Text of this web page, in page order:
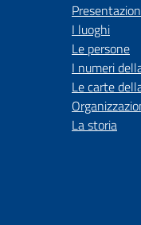
I luoghi
Le persone
I numeri
Le carte
La storia